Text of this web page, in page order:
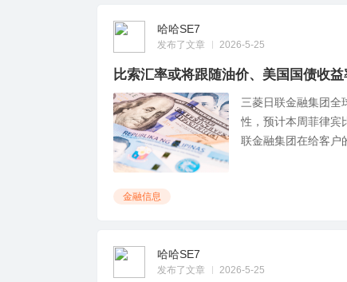
哈哈SE7
发布了文章 2026-5-25
比索汇率或将跟随油价、美国国债收
三菱日联金融集团全
性，预计本周菲律宾
联金融集团在给客户
金融信息
哈哈SE7
发布了文章 2026-5-25